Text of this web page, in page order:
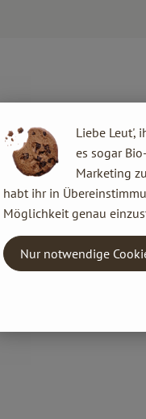
Liebe Leut',
es sogar
Marketing
habt ihr in
Möglichkeit genau
Nur notwendige